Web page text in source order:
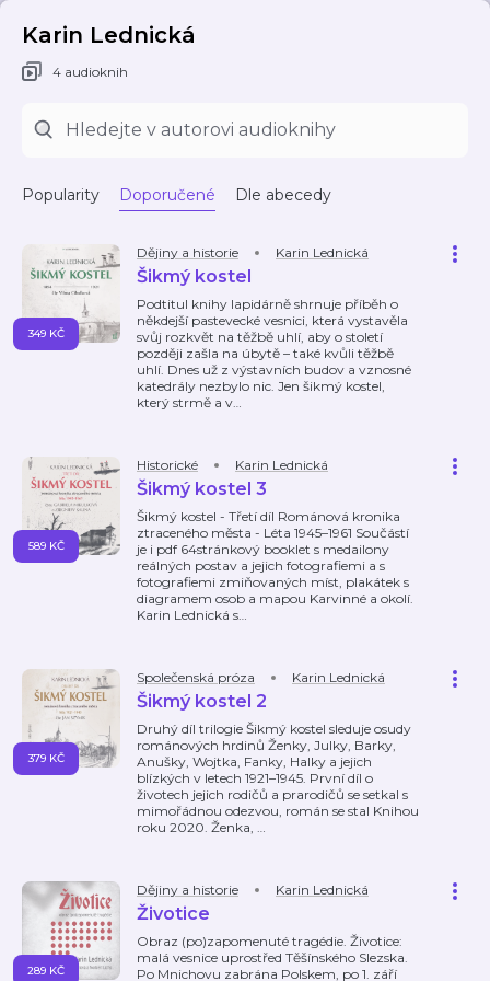
Karin Lednická
4 audioknih
Popularity Doporučené Dle abecedy
Dějiny a historie Karin Lednická
Šikmý kostel
Podtitul knihy lapidárně shrnuje příběh o
někdejší pastevecké vesnici, která vystavěla
svůj rozkvět na těžbě uhlí, aby o století
později zašla na úbytě – také kvůli těžbě
uhlí. Dnes už z výstavních budov a vznosné
katedrály nezbylo nic. Jen šikmý kostel,
který strmě a v…
349 KČ
Historické Karin Lednická
Šikmý kostel 3
Šikmý kostel - Třetí díl Románová kronika
ztraceného města - Léta 1945–1961 Součástí
je i pdf 64stránkový booklet s medailony
reálných postav a jejich fotografiemi a s
fotografiemi zmiňovaných míst, plakátek s
diagramem osob a mapou Karvinné a okolí.
Karin Lednická s…
589 KČ
Společenská próza Karin Lednická
Šikmý kostel 2
Druhý díl trilogie Šikmý kostel sleduje osudy
románových hrdinů Ženky, Julky, Barky,
Anušky, Wojtka, Fanky, Halky a jejich
blízkých v letech 1921–1945. První díl o
životech jejich rodičů a prarodičů se setkal s
mimořádnou odezvou, román se stal Knihou
roku 2020. Ženka, …
379 KČ
Dějiny a historie Karin Lednická
Životice
Obraz (po)zapomenuté tragédie. Životice:
malá vesnice uprostřed Těšínského Slezska.
Po Mnichovu zabrána Polskem, po 1. září
289 KČ